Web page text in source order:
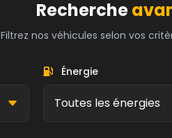
Recherche
Filtrez nos véhicules selon vos
Énergie